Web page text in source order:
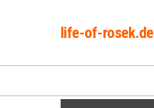
life-of-rosek.de